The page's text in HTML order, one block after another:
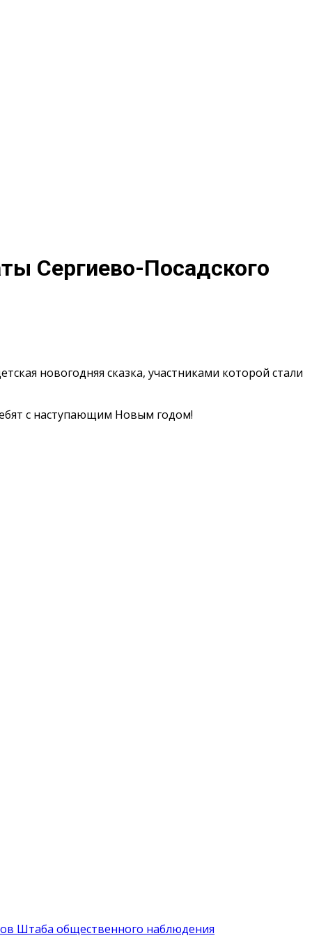
Сергиево-Посадского
новогодняя сказка, участниками которой стали
с наступающим Новым годом!
Штаба общественного наблюдения